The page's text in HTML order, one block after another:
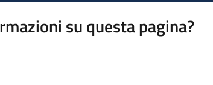
su questa pagina?